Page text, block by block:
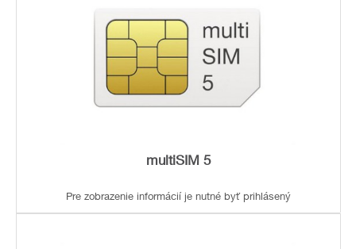
multiSIM 5
Pre zobrazenie informácií je nutné byť prihlásený